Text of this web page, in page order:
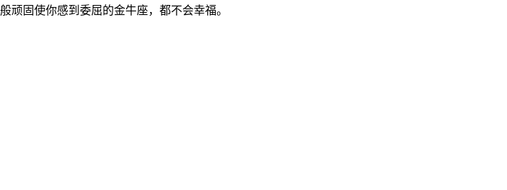
顽固使你感到委屈的金牛座，都不会幸福。